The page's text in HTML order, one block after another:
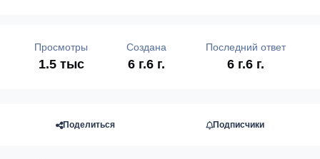
Просмотры
1.5 тыс
Создана
6 г.6 г.
Последний ответ
6 г.6 г.
Поделиться Подписчики